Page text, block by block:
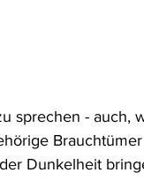
sprechen - auch,
Dunkelheit